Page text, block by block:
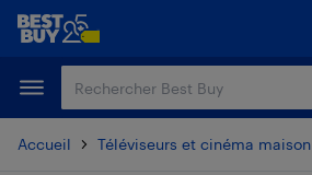
Passer
principal
Passer
Accueil Téléviseurs et cinéma maison